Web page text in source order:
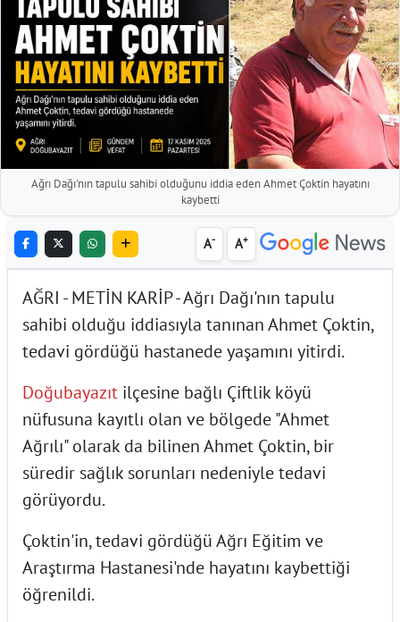
Ağrı Dağı'nın tapulu sahibi olduğunu iddia eden Ahmet Çoktin hayatını
kaybetti
A- A+
AĞRI - METİN KARİP - Ağrı Dağı'nın tapulu
sahibi olduğu iddiasıyla tanınan Ahmet Çoktin,
tedavi gördüğü hastanede yaşamını yitirdi.
Doğubayazıt ilçesine bağlı Çiftlik köyü
nüfusuna kayıtlı olan ve bölgede "Ahmet
Ağrılı" olarak da bilinen Ahmet Çoktin, bir
süredir sağlık sorunları nedeniyle tedavi
görüyordu.
Çoktin'in, tedavi gördüğü Ağrı Eğitim ve
Araştırma Hastanesi'nde hayatını kaybettiği
öğrenildi.